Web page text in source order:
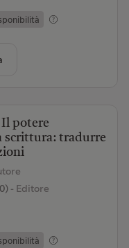
Il potere
scrittura: tradurre
- Editore